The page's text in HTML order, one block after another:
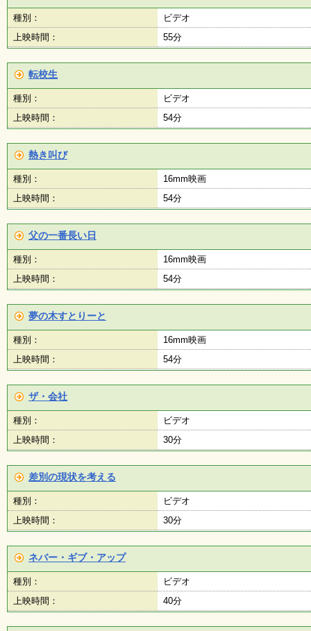
種別：
ビデオ
上映時間：
55分
転校生
種別：
ビデオ
上映時間：
54分
熱き叫び
種別：
16mm映画
上映時間：
54分
父の一番長い日
種別：
16mm映画
上映時間：
54分
夢の木すとりーと
種別：
16mm映画
上映時間：
54分
ザ・会社
種別：
ビデオ
上映時間：
30分
差別の現状を考える
種別：
ビデオ
上映時間：
30分
ネバー・ギブ・アップ
種別：
ビデオ
上映時間：
40分